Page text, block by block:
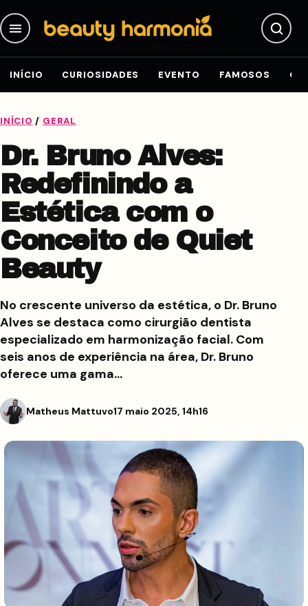
INÍCIO CURIOSIDADES EVENTO FAMOSOS
INÍCIO / GERAL
Dr. Bruno Alves:
Redefinindo a
Estética com o
Conceito de Quiet
Beauty
No crescente universo da estética, o Dr. Bruno
Alves se destaca como cirurgião dentista
especializado em harmonização facial. Com
seis anos de experiência na área, Dr. Bruno
oferece uma gama…
Matheus Mattuvo17 maio 2025, 14h16